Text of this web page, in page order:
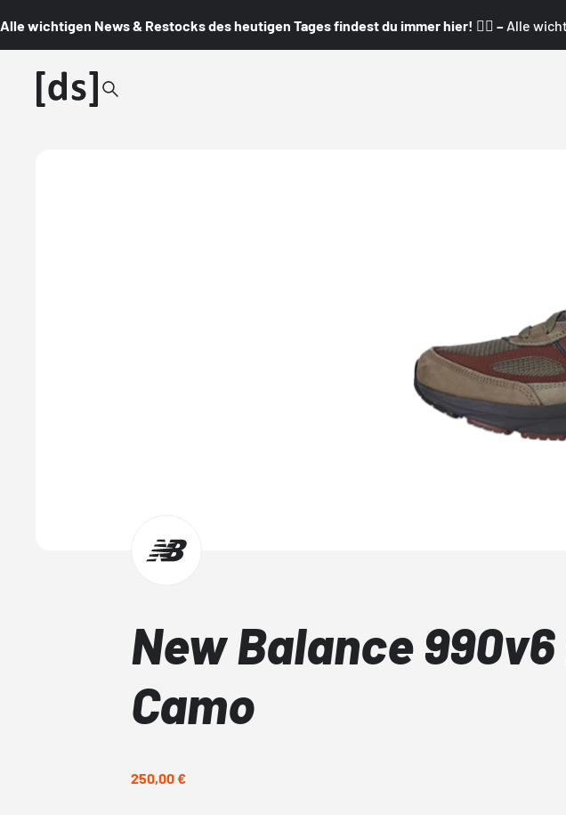
Alle wichtigen News & Restocks des heutigen Tages findest du immer hier! 👇🏼 – Alle
New Balance
Camo
250,00 €